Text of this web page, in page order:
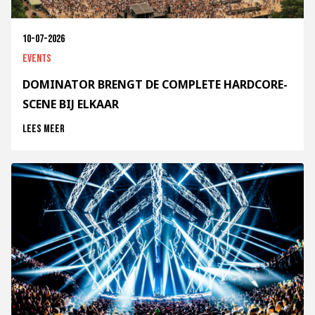
10-07-2026
Events
DOMINATOR BRENGT DE COMPLETE HARDCORE-
SCENE BIJ ELKAAR
Lees meer